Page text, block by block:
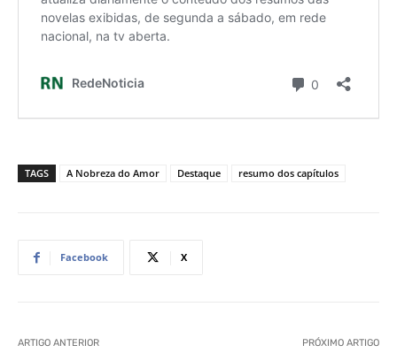
TAGS A Nobreza do Amor Destaque resumo dos capítulos
Facebook X
ARTIGO ANTERIOR PRÓXIMO ARTIGO